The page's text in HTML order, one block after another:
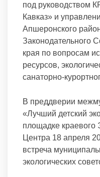
под руководством
Кавказ» и
Апшеронского
Законодательного
края по вопросам
ресурсов,
санаторно-
В преддверии
«Лучший детский
площадке краевого
Центра 18 апреля
встреча
экологических